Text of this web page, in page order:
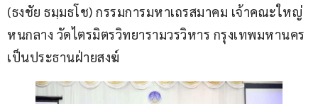
(ธงชัย ธมฺมธโช) กรรมการมหาเถรสมาคม เจ้าคณะใหญ่
หนกลาง วัดไตรมิตรวิทยารามวรวิหาร กรุงเทพมหานคร
เป็นประธานฝ่ายสงฆ์